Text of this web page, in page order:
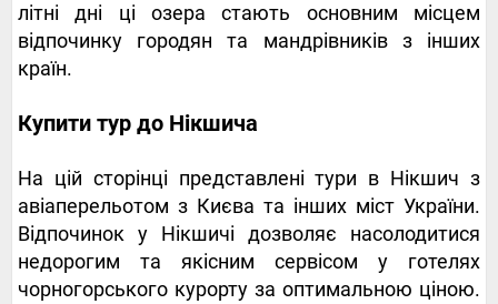
літні дні ці озера стають основним місцем
відпочинку городян та мандрівників з інших
країн.
Купити тур до Нікшича
На цій сторінці представлені тури в Нікшич з
авіаперельотом з Києва та інших міст України.
Відпочинок у Нікшичі дозволяє насолодитися
недорогим та якісним сервісом у готелях
чорногорського курорту за оптимальною ціною.